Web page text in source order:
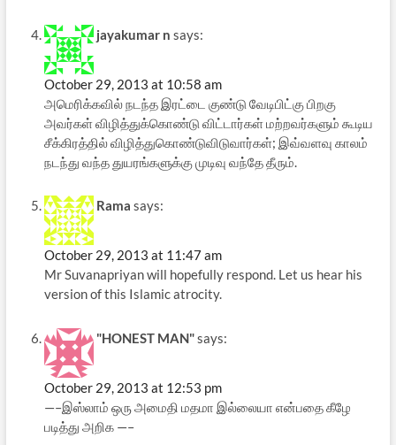
jayakumar n says:
October 29, 2013 at 10:58 am
அமெரிக்கவில் நடந்த இரட்டை குண்டு வேடிபிட்கு பிறகு
அவர்கள் விழித்துக்கொண்டு விட்டார்கள் மற்றவர்களும் கூடிய
சீக்கிரத்தில் விழித்துகொண்டுவிடுவார்கள்; இவ்வளவு காலம்
நடந்து வந்த துயரங்களுக்கு முடிவு வந்தே தீரும்.
Rama says:
October 29, 2013 at 11:47 am
Mr Suvanapriyan will hopefully respond. Let us hear his
version of this Islamic atrocity.
"HONEST MAN"says:
October 29, 2013 at 12:53 pm
—–இஸ்லாம் ஒரு அமைதி மதமா இல்லையா என்பதை கீழே
படித்து அறிக —–